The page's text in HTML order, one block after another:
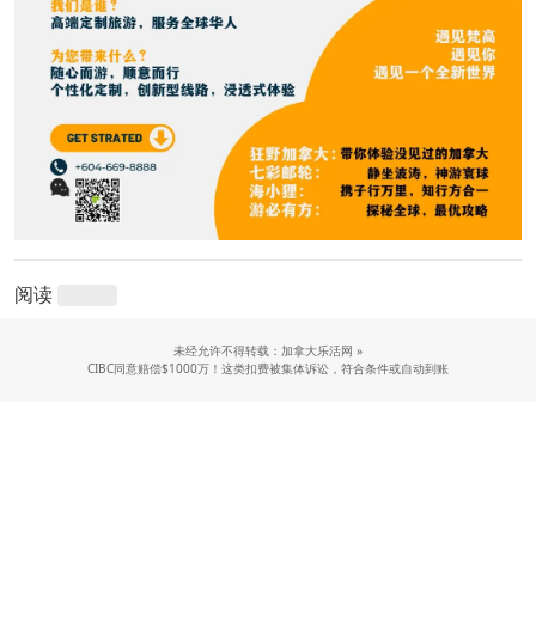
阅读
未经允许不得转载：加拿大乐活网 »
CIBC同意赔偿$1000万！这类扣费被集体诉讼，符合条件或自动到账